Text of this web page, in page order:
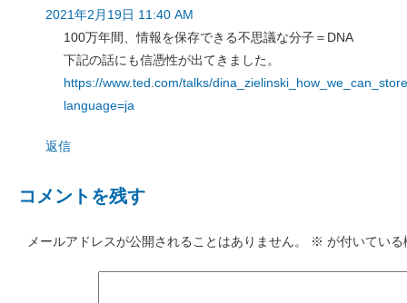
2021年2月19日 11:40 AM
100万年間、情報を保存できる不思議な分子＝DNA
下記の話にも信憑性が出てきました。
https://www.ted.com/talks/
language=ja
返信
コメントを残す
メールアドレスが公開されることはありません。 ※ が付いてい